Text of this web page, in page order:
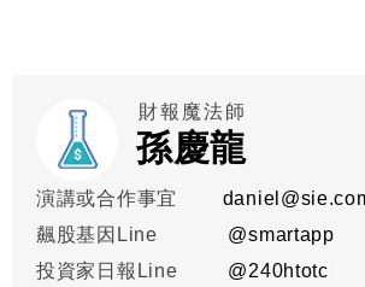
財報魔法師
孫慶龍
演講或合作事宜
飆股基因Line
@smartapp
投資家日報Line
@240htotc